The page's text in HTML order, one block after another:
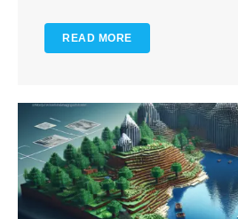
READ MORE